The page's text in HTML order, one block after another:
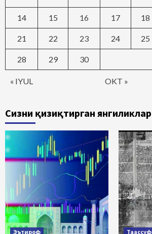
« IYUL OKT »
14 15 16 17 18
21 22 23 24 25
28 29 30
Сизни қизиқтирган янгиликлар
Эътироф Таассуф